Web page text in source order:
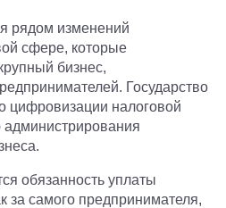
рядом изменений
сфере, которые
бизнес,
Государство
цифровизации налоговой
обязанность уплаты
за самого предпринимателя,